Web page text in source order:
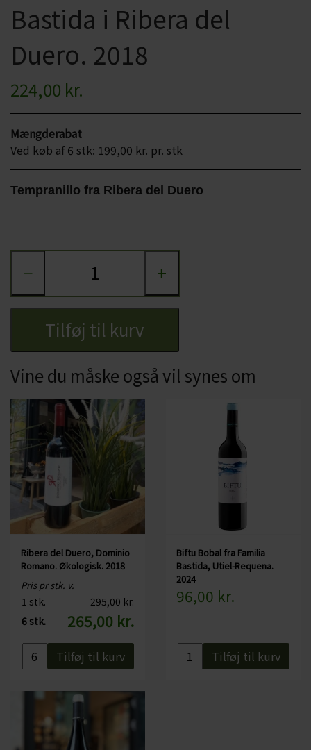
CHARDONNAY
MERLOT
REFOSCO
RIESLING
SCHIOPPETINO
CHOKOLADE, LAKRIDS ETC
ØL
TONICS OG VAND
JUL OG GLØGG
Bastida i Ribera del
Duero. 2018
224,00 kr.
Mængderabat
Ved køb af 6 stk: 199,00 kr. pr. stk
Tempranillo fra Ribera del Duero
− +
Tilføj til kurv
Vine du måske også vil synes om
Ribera del Duero, Dominio
Romano. Økologisk. 2018
Pris pr stk. v.
1 stk.
295,00 kr.
6 stk.
265,00 kr.
Tilføj til kurv
Biftu Bobal fra Familia
Bastida, Utiel-Requena.
2024
96,00 kr.
Tilføj til kurv